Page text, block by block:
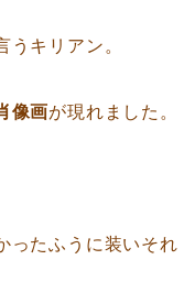
キリアン。
像画が現れました。
ったふうに装いそれ